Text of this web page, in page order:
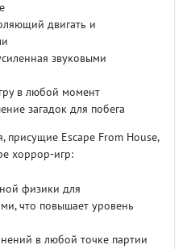
двигать и
звуковыми
в любой момент
загадок для побега
присущие Escape From House,
хоррор-игр:
физики для
что повышает уровень
в любой точке партии